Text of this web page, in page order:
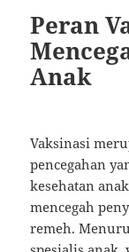
Peran
Anak
Vaksinasi
pencegahan
kesehatan
mencegah
remeh.